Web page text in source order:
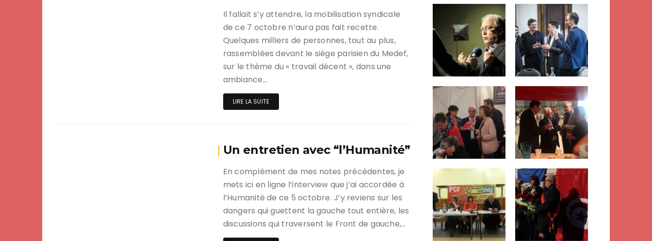
Il fallait s’y attendre, la mobilisation syndicale
de ce 7 octobre n’aura pas fait recette.
Quelques milliers de personnes, tout au plus,
rassemblées devant le siège parisien du Medef,
sur le thème du « travail décent », dans une
ambiance…
LIRE LA SUITE
Un entretien avec “l’Humanité”
En complément de mes notes précédentes, je
mets ici en ligne l’interview que j’ai accordée à
l’Humanité de ce 5 octobre. J’y reviens sur les
dangers qui guettent la gauche tout entière, les
discussions qui traversent le Front de gauche,…